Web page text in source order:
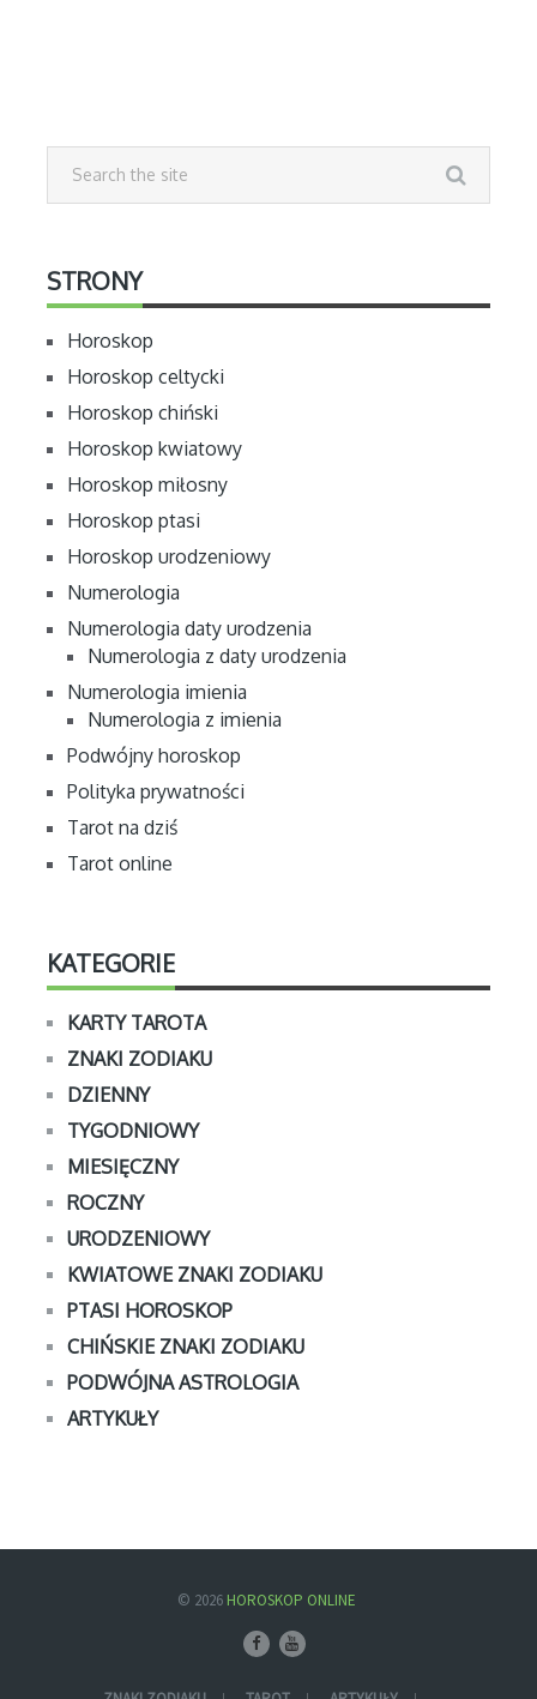
STRONY
Horoskop
Horoskop celtycki
Horoskop chiński
Horoskop kwiatowy
Horoskop miłosny
Horoskop ptasi
Horoskop urodzeniowy
Numerologia
Numerologia daty urodzenia
Numerologia z daty urodzenia
Numerologia imienia
Numerologia z imienia
Podwójny horoskop
Polityka prywatności
Tarot na dziś
Tarot online
KATEGORIE
KARTY TAROTA
ZNAKI ZODIAKU
DZIENNY
TYGODNIOWY
MIESIĘCZNY
ROCZNY
URODZENIOWY
KWIATOWE ZNAKI ZODIAKU
PTASI HOROSKOP
CHIŃSKIE ZNAKI ZODIAKU
PODWÓJNA ASTROLOGIA
ARTYKUŁY
© 2026 HOROSKOP ONLINE